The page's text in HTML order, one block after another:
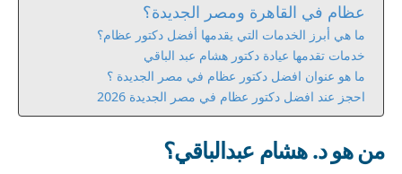
عظام في القاهرة ومصر الجديدة؟
ما هي أبرز الخدمات التي يقدمها أفضل دكتور عظام؟
خدمات تقدمها عيادة دكتور هشام عبد الباقي
ما هو عنوان افضل دكتور عظام في مصر الجديدة ؟
احجز عند افضل دكتور عظام في مصر الجديدة 2026
من هو د. هشام عبدالباقي؟